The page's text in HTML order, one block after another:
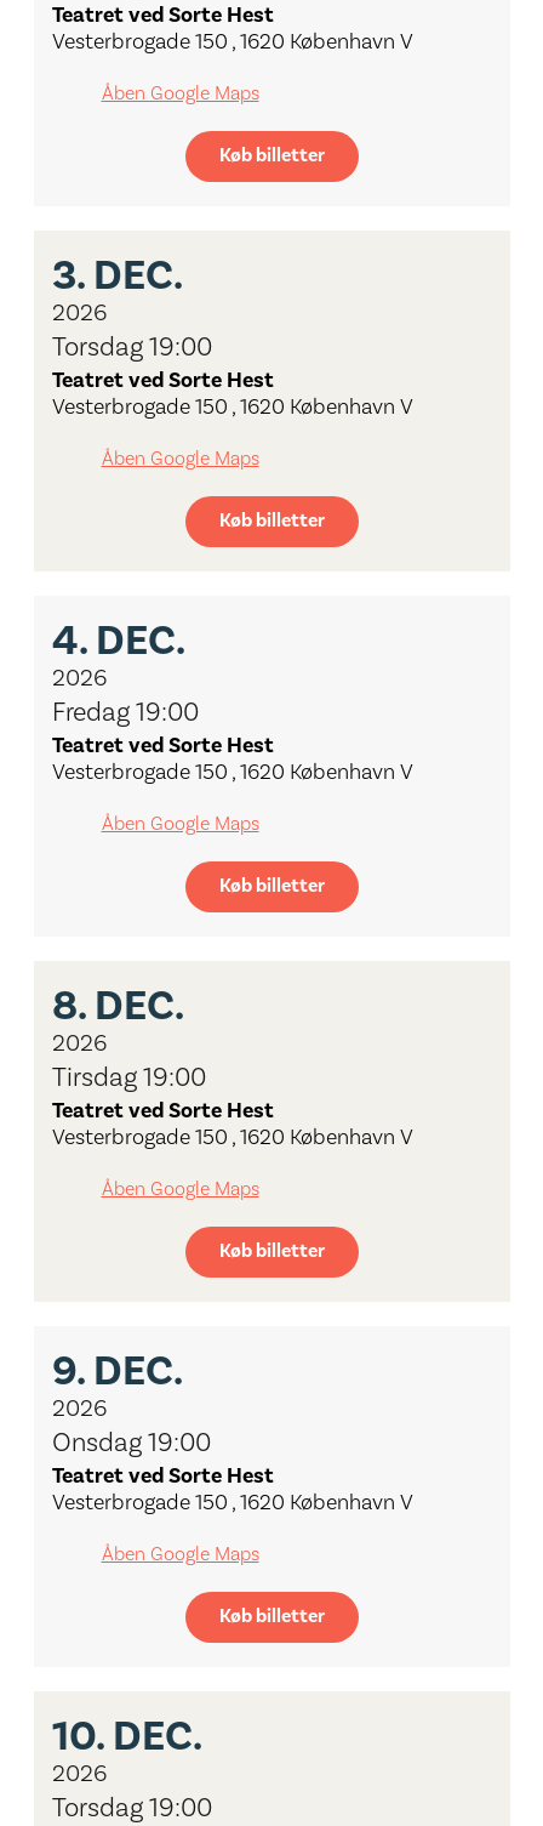
Teatret ved Sorte Hest
Vesterbrogade 150 , 1620 København V
Åben Google Maps
Køb billetter
3. DEC.
2026
Torsdag 19:00
Teatret ved Sorte Hest
Vesterbrogade 150 , 1620 København V
Åben Google Maps
Køb billetter
4. DEC.
2026
Fredag 19:00
Teatret ved Sorte Hest
Vesterbrogade 150 , 1620 København V
Åben Google Maps
Køb billetter
8. DEC.
2026
Tirsdag 19:00
Teatret ved Sorte Hest
Vesterbrogade 150 , 1620 København V
Åben Google Maps
Køb billetter
9. DEC.
2026
Onsdag 19:00
Teatret ved Sorte Hest
Vesterbrogade 150 , 1620 København V
Åben Google Maps
Køb billetter
10. DEC.
2026
Torsdag 19:00